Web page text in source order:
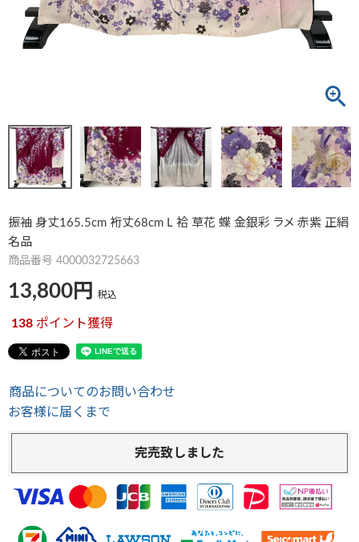
振袖 身丈165.5cm 裄丈68cm L 袷 草花 蝶 金銀彩 ラメ 赤紫 正絹
名品
商品番号 4000032725663
13,800 税込
138 ポイント獲得
商品についてのお問い合わせ
お客様に届くまで
完売致しました